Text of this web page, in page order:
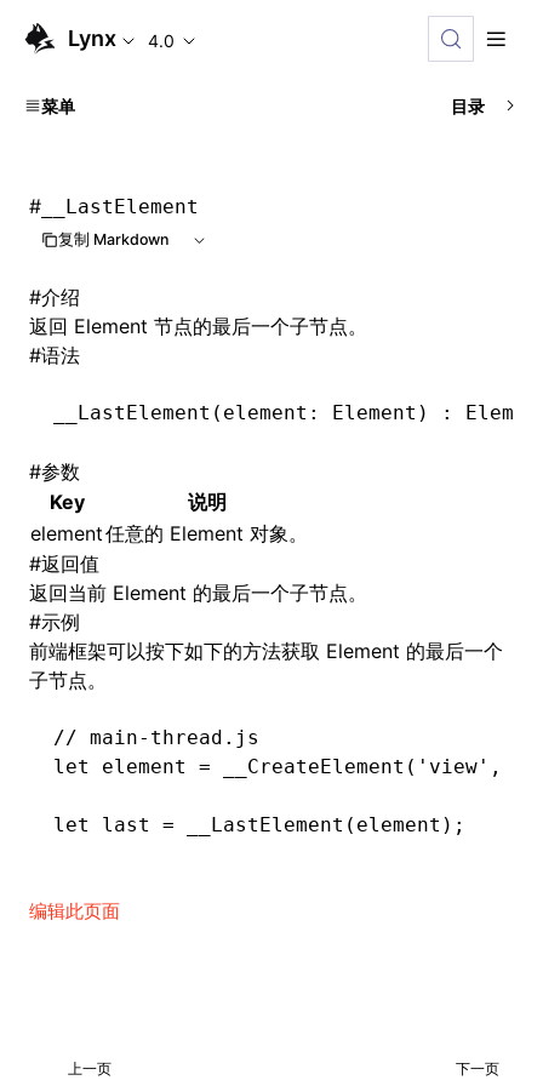
Lynx 4.0
菜单 目录
# __LastElement
复制 Markdown
#介绍
返回 Element 节点的最后一个子节点。
#语法
__LastElement (element: Element) :
#参数
Key
说明
element任意的 Element 对象。
#返回值
返回当前 Element 的最后一个子节点。
#示例
前端框架可以按下如下的方法获取 Element 的最后一个
子节点。
// main-thread.js
let
element = __CreateElement ( 'view' ,
let last = __LastElement (element);
编辑此页面
上一页 下一页